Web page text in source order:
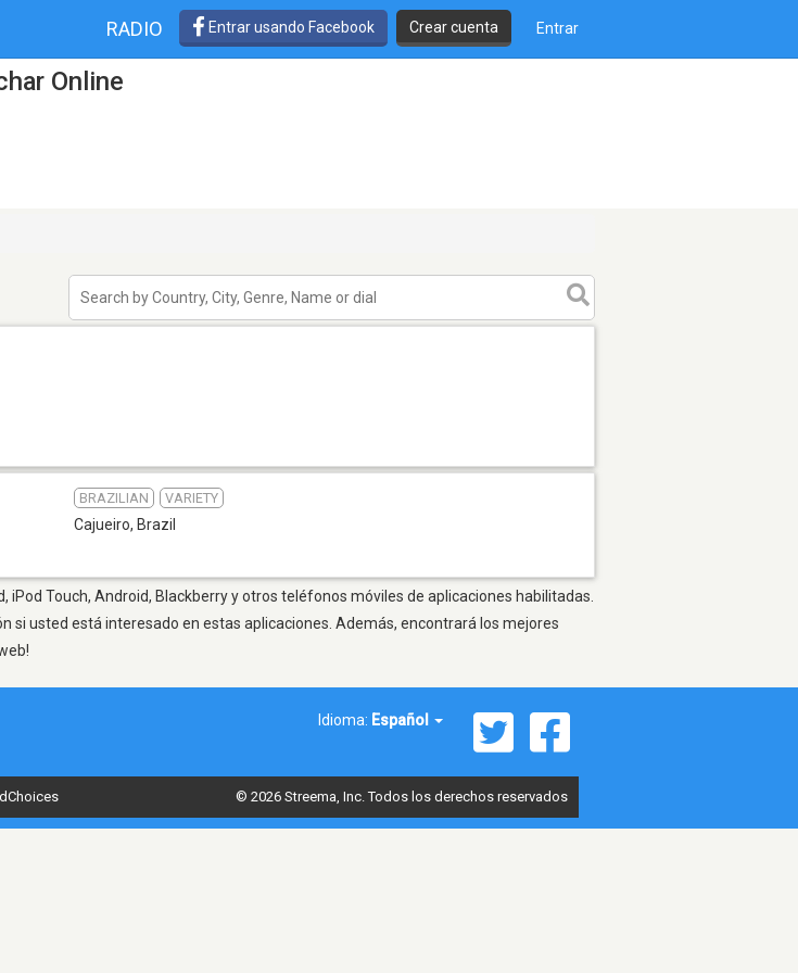
RADIO Entrar usando Facebook Crear cuenta Entrar
Online
BRAZILIAN VARIETY
Cajueiro, Brazil
iPod Touch, Android, Blackberry y otros teléfonos móviles de aplicaciones habilitadas.
si usted está interesado en estas aplicaciones. Además, encontrará los mejores
Idioma: Español
© 2026 Streema, Inc. Todos los derechos reservados